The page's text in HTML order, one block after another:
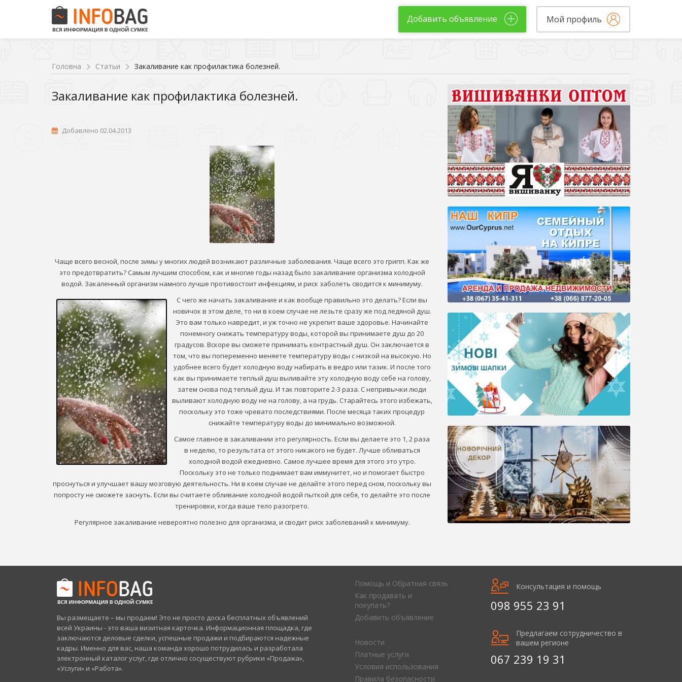
Добавить объявление Мой профиль
Головна Статьи Закаливание как профилактика болезней.
Закаливание как профилактика болезней.
Добавлено 02.04.2013
Чаще всего весной, после зимы у многих людей возникают различные заболевания. Чаще всего это грипп. Как же
это предотвратить? Самым лучшим способом, как и многие годы назад было закаливание организма холодной
водой. Закаленный организм намного лучше противостоит инфекциям, и риск заболеть сводится к минимуму.
С чего же начать закаливание и как вообще правильно это делать? Если вы
новичок в этом деле, то ни в коем случае не лезьте сразу же под ледяной душ.
Это вам только навредит, и уж точно не укрепит ваше здоровье. Начинайте
понемногу снижать температуру воды, которой вы принимаете душ до 20
градусов. Вскоре вы сможете принимать контрастный душ. Он заключается в
том, что вы попеременно меняете температуру воды с низкой на высокую. Но
удобнее всего будет холодную воду набирать в ведро или тазик. И после того
как вы принимаете теплый душ выливайте эту холодную воду себе на голову,
затем снова под теплый душ. И так повторите 2-3 раза. С непривычки люди
выливают холодную воду не на голову, а на грудь. Старайтесь этого избежать,
поскольку это тоже чревато последствиями. После месяца таких процедур
снижайте температуру воды до минимально возможной.
Самое главное в закаливании это регулярность. Если вы делаете это 1, 2 раза
в неделю, то результата от этого никакого не будет. Лучше обливаться
холодной водой ежедневно. Самое лучшее время для этого это утро.
Поскольку это не только поднимает вам иммунитет, но и помогает быстро
проснуться и улучшает вашу мозговую деятельность. Ни в коем случае не делайте этого перед сном, поскольку вы
попросту не сможете заснуть. Если вы считаете обливание холодной водой пыткой для себя, то делайте это после
тренировки, когда ваше тело разогрето.
Регулярное закаливание невероятно полезно для организма, и сводит риск заболеваний к минимуму.
Вы размещаете – мы продаем! Это не просто доска бесплатных объявлений
всей Украины - это ваша визитная карточка. Информационная площадка, где
заключаются деловые сделки, успешные продажи и подбираются надежные
кадры. Именно для вас, наша команда хорошо потрудилась и разработала
электронный каталог услуг, где отлично сосуществуют рубрики «Продажа»,
«Услуги» и «Работа».
Помощь и Обратная связь
Как продавать и
покупать?
Добавить объявление
Новости
Платные услуги
Условия использования
Правила безопасности
Консультация и помощь
098 955 23 91
Предлагаем сотрудничество в
вашем регионе
067 239 19 31